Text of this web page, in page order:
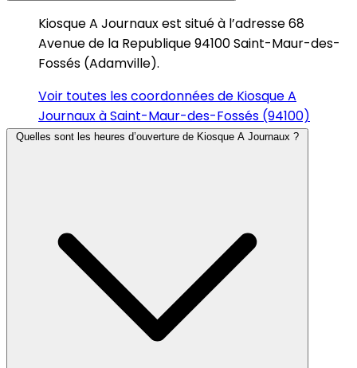
Kiosque A Journaux est situé à l’adresse 68
Avenue de la Republique 94100 Saint-Maur-des-
Fossés (Adamville).
Voir toutes les coordonnées de Kiosque A
Journaux à Saint-Maur-des-Fossés (94100)
Quelles sont les heures d’ouverture de Kiosque A Journaux ?